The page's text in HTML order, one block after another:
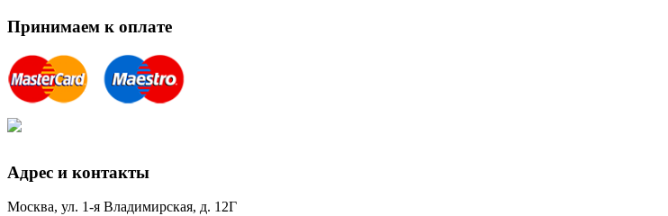
Принимаем к оплате
Адрес и контакты
Москва, ул. 1-я Владимирская, д. 12Г